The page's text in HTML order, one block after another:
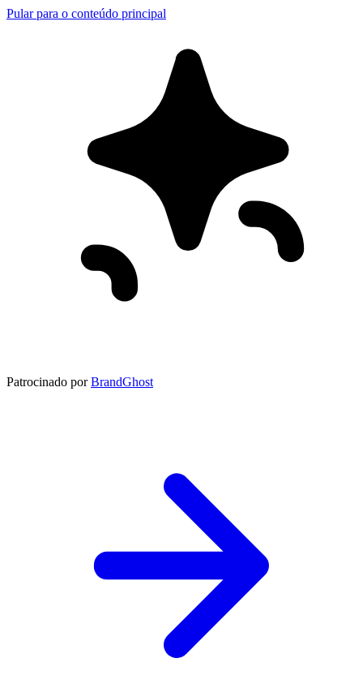
Pular para o conteúdo principal
Patrocinado por BrandGhost